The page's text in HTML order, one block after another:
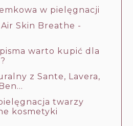
w pielęgnacji
Skin Breathe -
warto kupić dla
z Sante, Lavera,
twarzy
kosmetyki